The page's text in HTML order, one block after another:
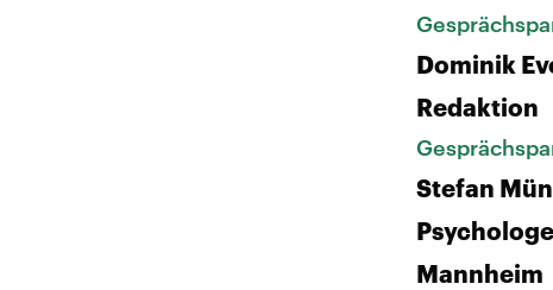
Dominik
Redaktion
Stefan
Mannheim